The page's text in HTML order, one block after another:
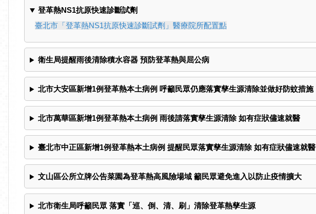
登革熱NS1抗原快速診斷試劑
臺北市「登革熱NS1抗原快速診斷試劑」醫療院所配置點
衛生局提醒雨後清除積水容器 預防登革熱與屈公病
北市大安區新增1例登革熱本土病例 呼籲民眾仍應落實孳生源清除並做好防蚊措施
北市萬華區新增1例登革熱本土病例 雨後請落實孳生源清除 如有症狀儘速就醫
臺北市中正區新增1例登革熱本土病例 提醒民眾落實孳生源清除 如有症狀儘速就醫
文山區公所立牌公告菜園為登革熱高風險場域 籲民眾避免進入以防止疫情擴大
北市衛生局呼籲民眾 落實「巡、倒、清、刷」清除登革熱孳生源